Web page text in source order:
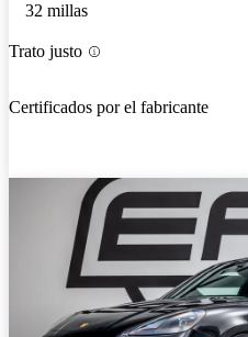
32 millas
Trato justo
Certificados por el fabricante